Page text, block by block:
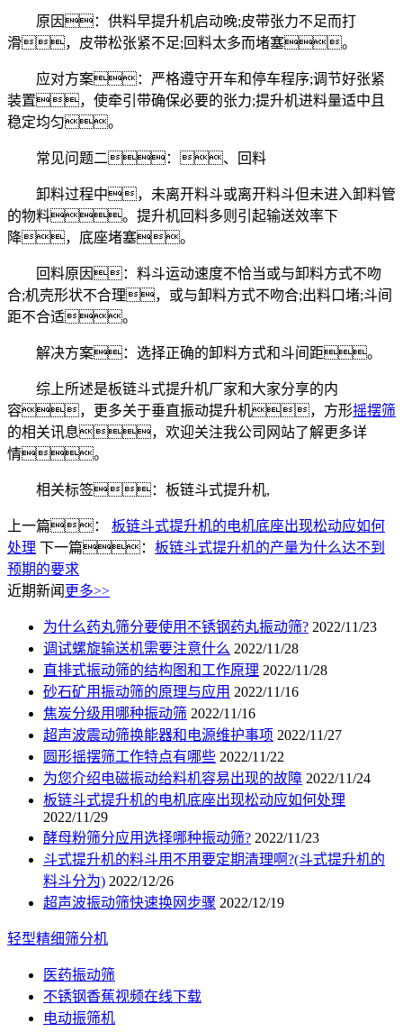
原因：供料早提升机启动晚;皮带张力不足而打
滑，皮带松张紧不足;回料太多而堵塞。
应对方案：严格遵守开车和停车程序;调节好张紧
装置，使牵引带确保必要的张力;提升机进料量适中且
稳定均匀。
常见问题二：、回料
卸料过程中，未离开料斗或离开料斗但未进入卸料管
的物料。提升机回料多则引起输送效率下
降，底座堵塞。
回料原因：料斗运动速度不恰当或与卸料方式不吻
合;机壳形状不合理，或与卸料方式不吻合;出料口堵;斗间
距不合适。
解决方案：选择正确的卸料方式和斗间距。
综上所述是板链斗式提升机厂家和大家分享的内
容，更多关于垂直振动提升机，方形摇摆筛
的相关讯息，欢迎关注我公司网站了解更多详
情。
相关标签：板链斗式提升机,
上一篇： 板链斗式提升机的电机底座出现松动应如何
处理 下一篇： 板链斗式提升机的产量为什么达不到
预期的要求
近期新闻 更多>>
为什么药丸筛分要使用不锈钢药丸振动筛? 2022/11/23
调试螺旋输送机需要注意什么 2022/11/28
直排式振动筛的结构图和工作原理 2022/11/28
砂石矿用振动筛的原理与应用 2022/11/16
焦炭分级用哪种振动筛 2022/11/16
超声波震动筛换能器和电源维护事项 2022/11/27
圆形摇摆筛工作特点有哪些 2022/11/22
为您介绍电磁振动给料机容易出现的故障 2022/11/24
板链斗式提升机的电机底座出现松动应如何处理
2022/11/29
酵母粉筛分应用选择哪种振动筛? 2022/11/23
斗式提升机的料斗用不用要定期清理啊?(斗式提升机的
料斗分为) 2022/12/26
超声波振动筛快速换网步骤 2022/12/19
轻型精细筛分机
医药振动筛
不锈钢香蕉视频在线下载
电动振筛机